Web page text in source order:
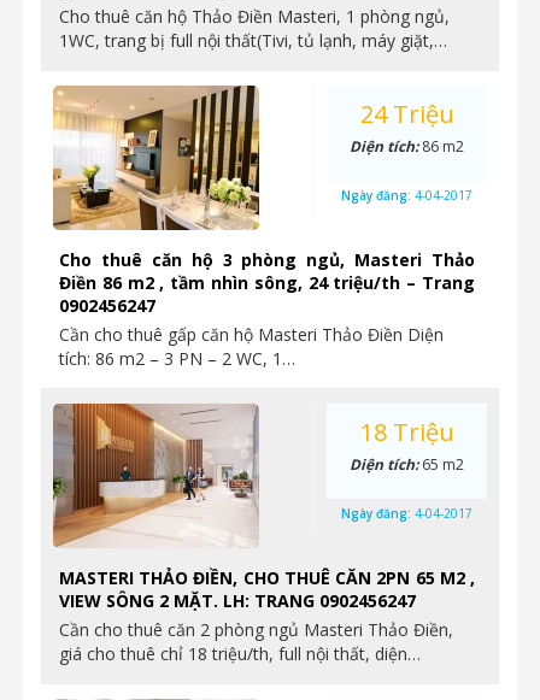
Cho thuê căn hộ Thảo Điền Masteri, 1 phòng ngủ,
1WC, trang bị full nội thất(Tivi, tủ lạnh, máy giặt,…
Cho thuê căn hộ 3 phòng ngủ, Masteri Thảo
Điền 86 m2 , tầm nhìn sông, 24 triệu/th – Trang
0902456247
Cần cho thuê gấp căn hộ Masteri Thảo Điền Diện
tích: 86 m2 – 3 PN – 2 WC, 1…
24 Triệu
Diện tích:86 m2
Ngày đăng: 4-04-2017
MASTERI THẢO ĐIỀN, CHO THUÊ CĂN 2PN 65 M2 ,
VIEW SÔNG 2 MẶT. LH: TRANG 0902456247
Cần cho thuê căn 2 phòng ngủ Masteri Thảo Điền,
giá cho thuê chỉ 18 triệu/th, full nội thất, diện…
18 Triệu
Diện tích:65 m2
Ngày đăng: 4-04-2017